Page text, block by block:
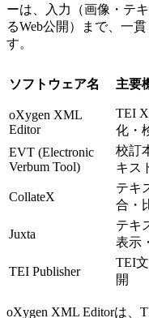
ーは、入力（画像・テ
るWeb公開）まで、一
す。
ソフトウェア名 主要
oXygen XML
Editor
TEI
化・
EVT (Electronic
Verbum Tool)
校訂
キス
CollateX
テキ
合・
Juxta
テキ
表示
TEI Publisher
TEI
開
oXygen XML Editorは、